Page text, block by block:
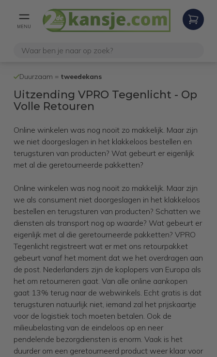
MENU
Duurzaam = tweedekans
Uitzending VPRO Tegenlicht - Op
Volle Retouren
Online winkelen was nog nooit zo makkelijk. Maar zijn
we niet doorgeslagen in het klakkeloos bestellen en
terugsturen van producten? Wat gebeurt er eigenlijk
met al die geretourneerde pakketten?
Online winkelen was nog nooit zo makkelijk. Maar zijn
we als consument niet doorgeslagen in het klakkeloos
bestellen en terugsturen van producten? Schatten we
diensten als transport nog op waarde? Wat gebeurt er
eigenlijk met al die geretourneerde pakketten? VPRO
Tegenlicht registreert wat er met ons retourpakket
gebeurt vanaf het moment dat we het overdragen aan
de post. Nederlanders zijn de koplopers van Europa als
het om retourneren gaat. Van alle online aankopen
gaat 13% terug naar de webwinkels. Echt gratis is dat
terugsturen natuurlijk niet, iemand zal het prijskaartje
voor de logistiek toch moeten betalen. Ook de
milieubelasting van de eindeloos op en neer
pendelende bezorgdiensten is enorm. Vaak is het
duurder om een geretourneerd product weer klaar voor